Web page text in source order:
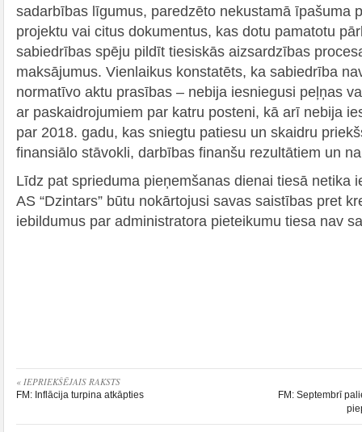
sadarbības līgumus, paredzēto nekustamā īpašuma
projektu vai citus dokumentus, kas dotu pamatotu
sabiedrības spēju pildīt tiesiskās aizsardzības
maksājumus. Vienlaikus konstatēts, ka sabiedrība
normatīvo aktu prasības – nebija iesniegusi peļņas
ar paskaidrojumiem par katru posteni, kā arī nebija
par 2018. gadu, kas sniegtu patiesu un skaidru
finansiālo stāvokli, darbības finanšu rezultātiem un
Līdz pat sprieduma pieņemšanas dienai tiesā netika
AS “Dzintars” būtu nokārtojusi savas saistības pret
iebildumus par administratora pieteikumu tiesa nav
« IEPRIEKŠĒJAIS RAKSTS
FM: Inflācija turpina atkāpties
FM: Septembrī